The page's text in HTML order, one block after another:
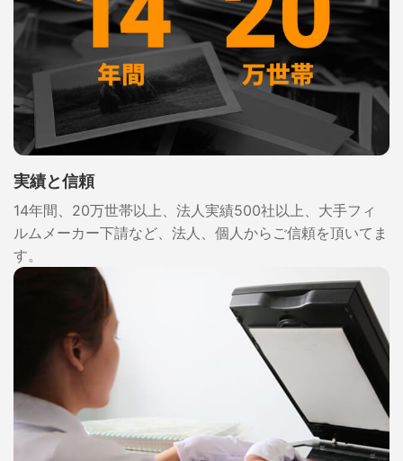
実績と信頼
14年間、20万世帯以上、法人実績500社以上、大手フィ
ルムメーカー下請など、法人、個人からご信頼を頂いてま
す。